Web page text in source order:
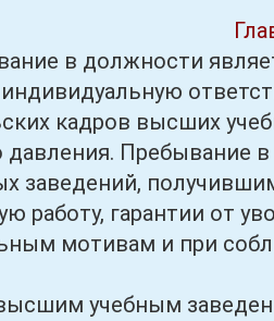
в должности
кадров высших
давления. Пребывание
заведений,
работу, гарантии от
мотивам и при
учебным